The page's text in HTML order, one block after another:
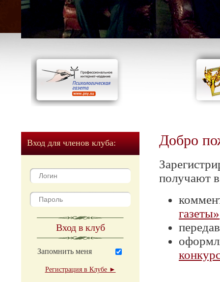
Вход для членов клуба:
Вход в клуб
Запомнить меня
Регистрация в Клубе ►
Добро
получают
газеты»